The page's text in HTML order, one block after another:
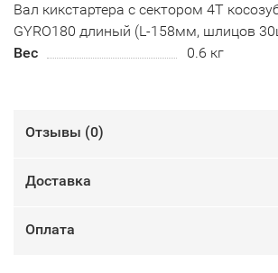
Вал кикстартера с сектором 4Т
GYRO180 длиный (L-158мм, шлицов
Вес
0.6 кг
Отзывы (0)
Доставка
Оплата